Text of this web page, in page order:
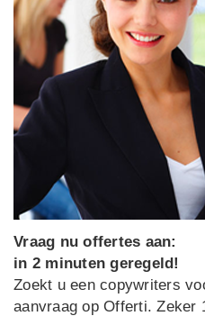
Vraag nu offertes aan:
in 2 minuten geregeld!
Zoekt u een copywriters
aanvraag op Offerti. Zeker